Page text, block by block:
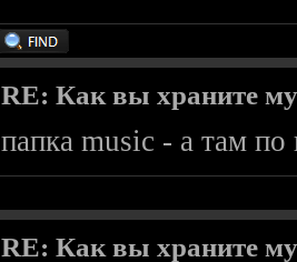
RE: Как вы храните
папка music - а там по
RE: Как вы храните